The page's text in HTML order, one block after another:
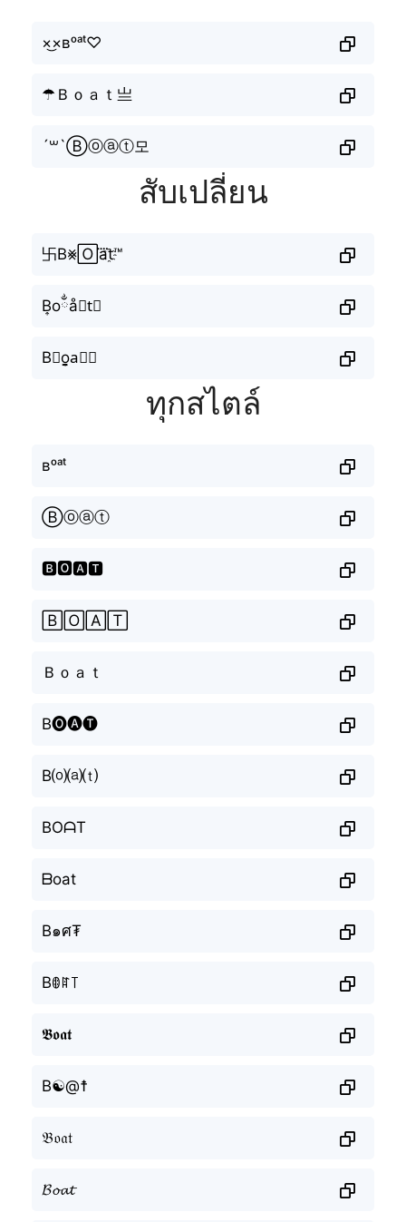
×͜×ʙᵒᵃᵗ♡
☂Ｂｏａｔ亗
´꒳`Ⓑⓞⓐⓣ모
สับเปลี่ยน
卐B⨳🄾a⃜t҈™
B͎oྂå⫶t⃟
B⋆o̬̤̯a⃗𝐭
ทุกสไตล์
ʙᵒᵃᵗ
Ⓑⓞⓐⓣ
🅱🅾🅰🆃
🄱🄾🄰🅃
Ｂｏａｔ
B🅞🅐🅣
B⒪⒜⒯
BOᗩT
ᗷoat
B๑ศ₮
Bꂦꍏ꓄
𝕭𝖔𝖆𝖙
B☯@☨
𝔅𝔬𝔞𝔱
𝓑𝓸𝓪𝓽